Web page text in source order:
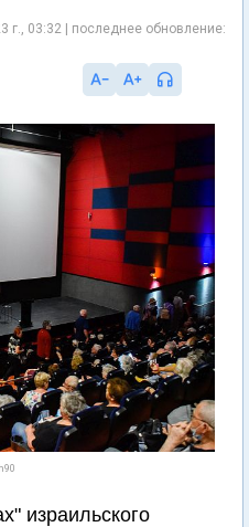
г., 03:32 | последнее обновление:
израильского